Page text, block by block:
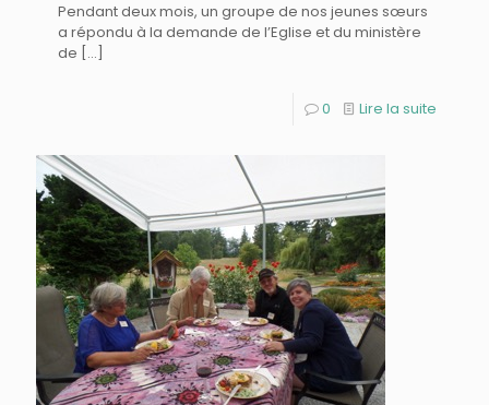
Pendant deux mois, un groupe de nos jeunes sœurs
a répondu à la demande de l’Eglise et du ministère
de […]
0 Lire la suite